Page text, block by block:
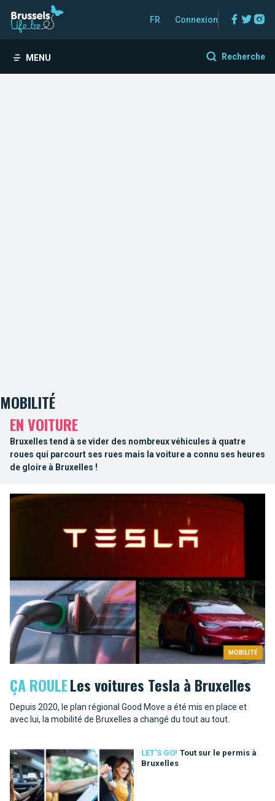
FR Connexion
MENU Recherche
MOBILITÉ
EN VOITURE
Bruxelles tend à se vider des nombreux véhicules à quatre
roues qui parcourt ses rues mais la voiture a connu ses heures
de gloire à Bruxelles !
MOBILITÉ
ÇA ROULELes voitures Tesla à Bruxelles
Depuis 2020, le plan régional Good Move a été mis en place et
avec lui, la mobilité de Bruxelles a changé du tout au tout.
LET'S GO! Tout sur le permis à
Bruxelles